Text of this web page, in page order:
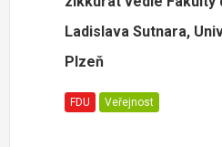
Ladislava Sutnara,
Plzeň
FDU Veřejnost